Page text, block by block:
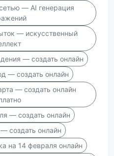
— AI генерация
— искусственный
— создать онлайн
— создать онлайн
— создать онлайн
— создать онлайн
создать онлайн
на 14 февраля онлайн